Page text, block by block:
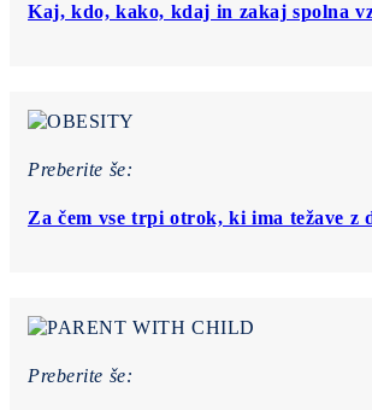
Kaj, kdo, kako, kdaj in zakaj spolna
Preberite še:
Za čem vse trpi otrok, ki ima težave z
Preberite še: